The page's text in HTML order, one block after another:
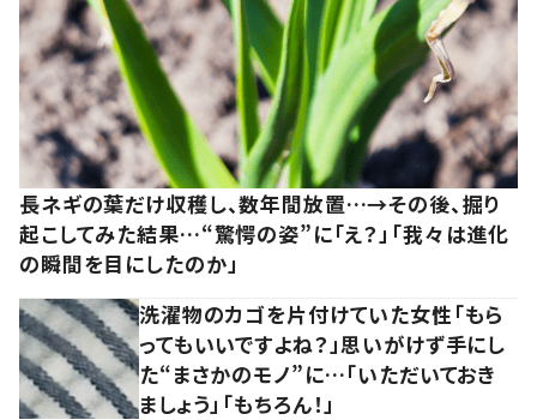
長ネギの葉だけ収穫し、数年間放置…→その後、掘り
起こしてみた結果…“驚愕の姿”に「え？」「我々は進化
の瞬間を目にしたのか」
洗濯物のカゴを片付けていた女性「もら
ってもいいですよね？」思いがけず手にし
た“まさかのモノ”に…「いただいておき
ましょう」「もちろん！」